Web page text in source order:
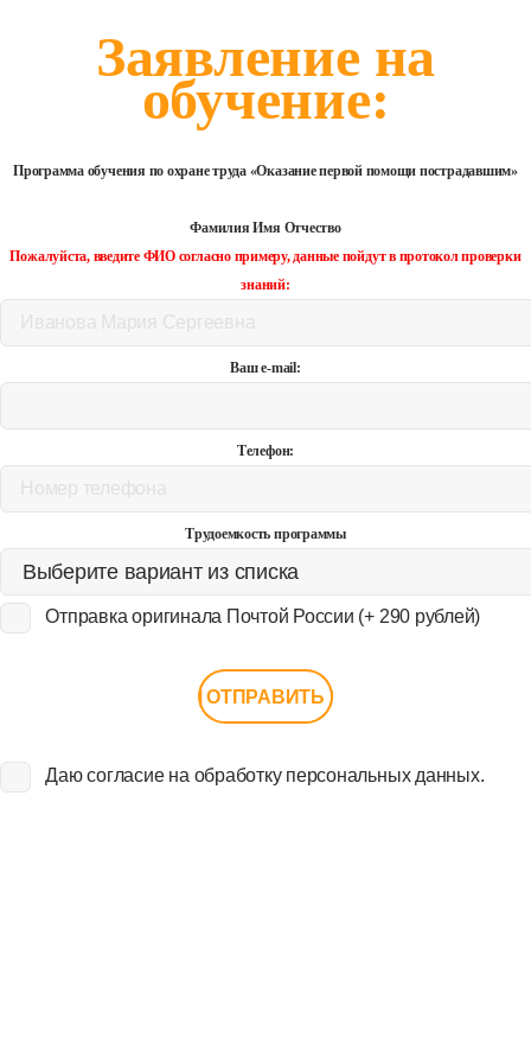
Заявление на
обучение:
Программа обучения по охране труда «Оказание первой помощи пострадавшим»
Фамилия Имя Отчество
Пожалуйста, введите ФИО согласно примеру, данные пойдут в протокол проверки
знаний:
Ваш e-mail:
Телефон:
Трудоемкость программы
Отправка оригинала Почтой России (+ 290 рублей)
Даю согласие на обработку персональных данных.